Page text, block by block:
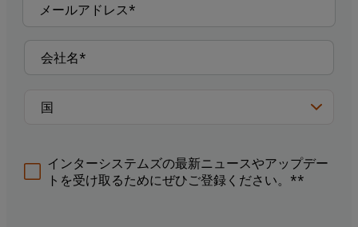
インターシステムズの最新ニュースやアップデー
トを受け取るためにぜひご登録ください。**